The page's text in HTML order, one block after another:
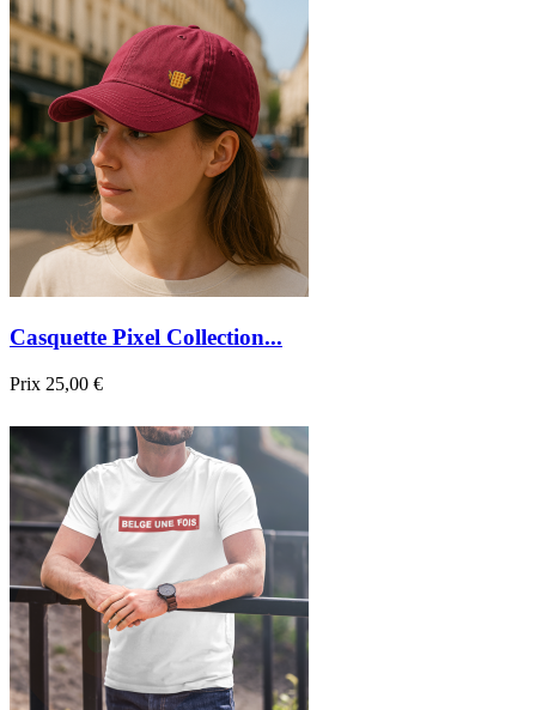
Casquette Pixel Collection...
Prix 25,00 €
Aperçu rapide
Noir Bordeau Kaki Bleu navy